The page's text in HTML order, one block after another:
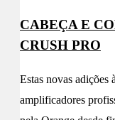
CABEÇA E
CRUSH PRO
Estas novas adições
amplificadores